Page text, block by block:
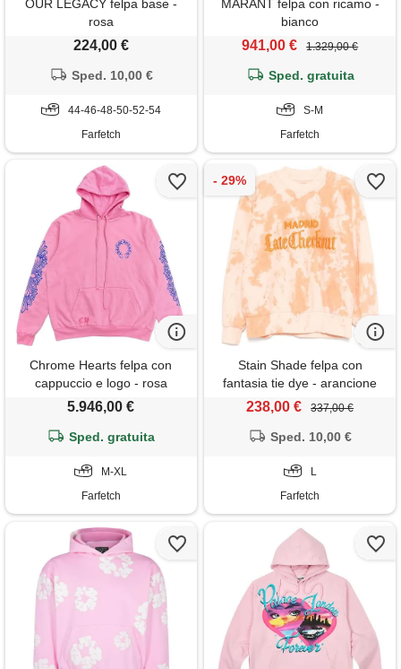
OUR LEGACY felpa base -
rosa
224,00 €
Sped. 10,00 €
44-46-48-50-52-54
Farfetch
MARANT felpa con ricamo -
bianco
941,00 € 1.329,00 €
Sped. gratuita
S-M
Farfetch
Chrome Hearts felpa con
cappuccio e logo - rosa
5.946,00 €
Sped. gratuita
M-XL
Farfetch
Stain Shade felpa con
fantasia tie dye - arancione
238,00 € 337,00 €
Sped. 10,00 €
L
Farfetch